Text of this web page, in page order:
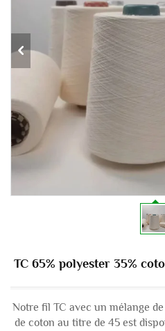
TC 65% polyester 35%
Notre fil TC avec un mélange
de coton au titre de 45 est